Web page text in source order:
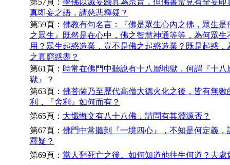
真即妄之語，請慈悲釋疑？
第59頁： 佛教有句名言：『佛是眾生心內之佛，眾生是
之眾生』既然是在心中，佛之智慧神通等等，為何眾生
用？眾生起惑造業，豈不是佛之起惑造業？既是起惑，
之真窮惑盡？
第61頁： 時常在佛門中聽說有十八層地獄，何謂『十八
獄』？
第63頁： 佛菩薩乃至歷代高僧大德火化之後，皆有無數
利，『舍利』如何而有？
第65頁： 大懺悔文有八十八佛，請問有其淵源否？
第67頁： 佛門中常聽到『一境四心』，不知是何定義，
釋疑？
第69頁： 當人類死亡之後。如何知道他往生何道？去處